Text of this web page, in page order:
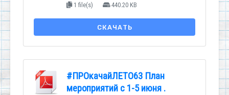
1 file(s) 440.20 KB
СКАЧАТЬ
#ПРОкачайЛЕТО63 План
мероприятий с 1-5 июня .